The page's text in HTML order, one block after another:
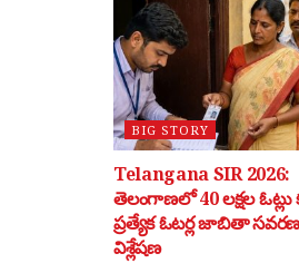
BIG STORY
Telangana SIR 2026:
తెలంగాణలో 40 లక్షల ఓట్లు
ప్రత్యేక ఓటర్ల జాబితా
విశ్లేషణ